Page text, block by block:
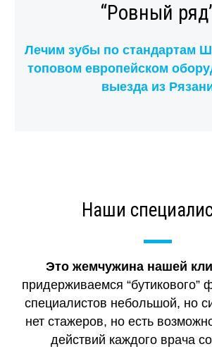
“Ровный
Лечим зубы по стандартам
топовом европейском
выезда из
Наши
Это жемчужина нашей
придерживаемся “бутикового”
специалистов небольшой, но
нет стажеров, но есть
действий каждого врача